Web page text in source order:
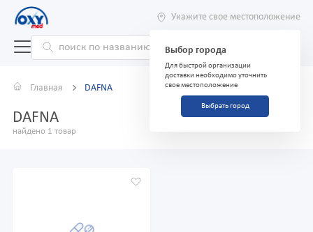
Укажите свое местоположение
Выбор города
Для быстрой организации
доставки необходимо уточнить
свое местоположение
Выбрать город
Главная DAFNA
DAFNA
найдено 1 товар